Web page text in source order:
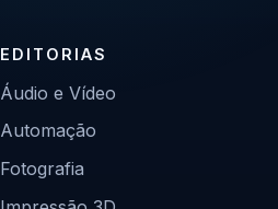
EDITORIAS
Áudio e Vídeo
Automação
Fotografia